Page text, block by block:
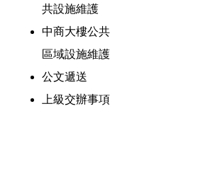
共設施維護
中商大樓公共
區域設施維護
公文遞送
上級交辦事項